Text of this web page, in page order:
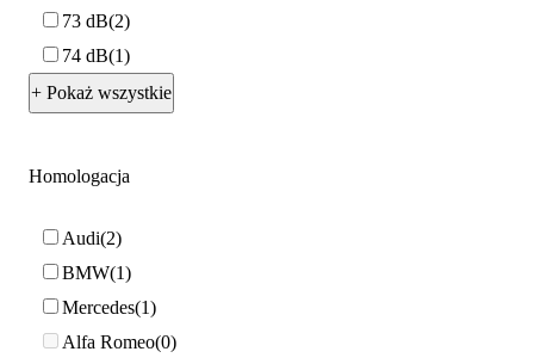
73 dB 2
74 dB 1
+ Pokaż wszystkie
Homologacja
Audi 2
BMW 1
Mercedes 1
Alfa Romeo 0